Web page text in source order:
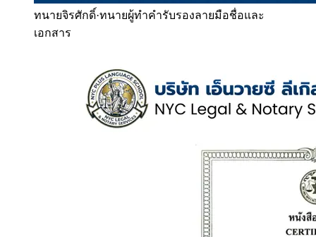
ทนายจิรศักดิ์·ทนายผู้ทำคำรับรองลายมือชื่อและ
เอกสาร